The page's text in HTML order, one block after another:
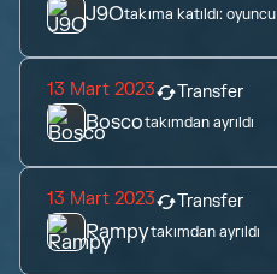
J9Otakıma katıldı: oyuncu
13 Mart 2023 Transfer
Boscotakımdan ayrıldı
13 Mart 2023 Transfer
Rampytakımdan ayrıldı